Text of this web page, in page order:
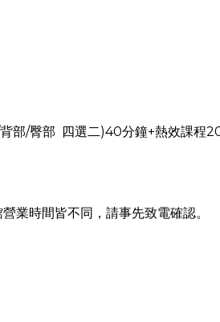
背部/臀部 四選二)40分鐘+熱效課程
業時間皆不同，請事先致電確認。